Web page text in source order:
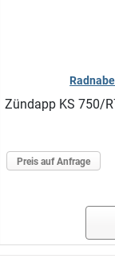
Zündapp KS 750/
Preis auf Anfrage